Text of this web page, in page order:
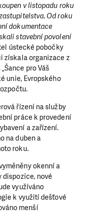
v listopadu roku
Od roku
dokumentace
stavební povolení
ústecké pobočky
získala organizace z
pro Váš
unie, Evropského
řízení na služby
práce k provedení
a zařízení.
na duben a
roku.
okenní a
dispozice, nové
využíváno
k využití dešťové
menší